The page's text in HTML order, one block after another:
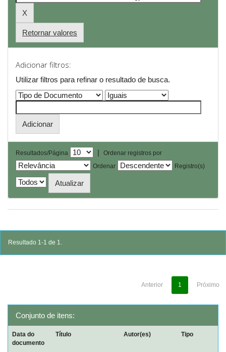
Retornar valores
Adicionar filtros:
Utilizar filtros para refinar o resultado de busca.
Resultados/Página |
Ordenar registros por
Ordenar
Registro(s)
Resultado 1-1 de 1.
Anterior 1 Próximo
Conjunto de itens:
Data do
documento
Título Autor(es) Tipo